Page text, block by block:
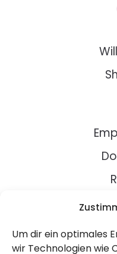
Um dir ein optimales
wir Technologien wie